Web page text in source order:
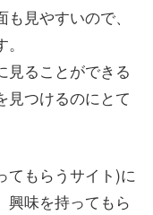
見やすいので、
見ることができる
見つけるのにとて
てもらうサイト)に
興味を持ってもら